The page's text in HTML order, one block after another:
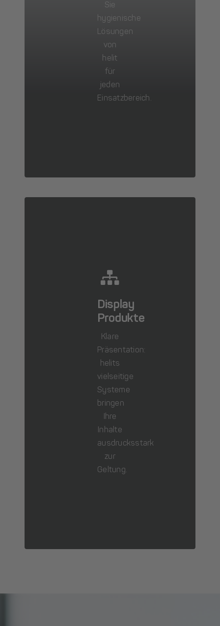
Sie
hygienische
Lösungen
von
helit
für
jeden
Einsatzbereich.
Display
Produkte
Klare
Präsentation:
helits
vielseitige
Systeme
bringen
Ihre
Inhalte
ausdrucksstark
zur
Geltung.